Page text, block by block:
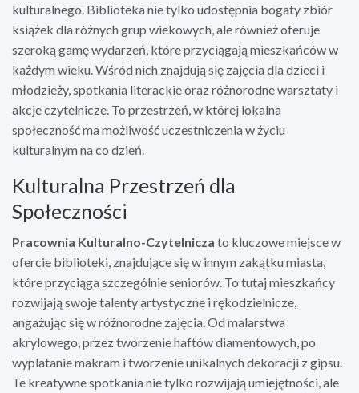
kulturalnego. Biblioteka nie tylko udostępnia bogaty zbiór
książek dla różnych grup wiekowych, ale również oferuje
szeroką gamę wydarzeń, które przyciągają mieszkańców w
każdym wieku. Wśród nich znajdują się zajęcia dla dzieci i
młodzieży, spotkania literackie oraz różnorodne warsztaty i
akcje czytelnicze. To przestrzeń, w której lokalna
społeczność ma możliwość uczestniczenia w życiu
kulturalnym na co dzień.
Kulturalna Przestrzeń dla
Społeczności
Pracownia Kulturalno-Czytelnicza to kluczowe miejsce w
ofercie biblioteki, znajdujące się w innym zakątku miasta,
które przyciąga szczególnie seniorów. To tutaj mieszkańcy
rozwijają swoje talenty artystyczne i rękodzielnicze,
angażując się w różnorodne zajęcia. Od malarstwa
akrylowego, przez tworzenie haftów diamentowych, po
wyplatanie makram i tworzenie unikalnych dekoracji z gipsu.
Te kreatywne spotkania nie tylko rozwijają umiejętności, ale